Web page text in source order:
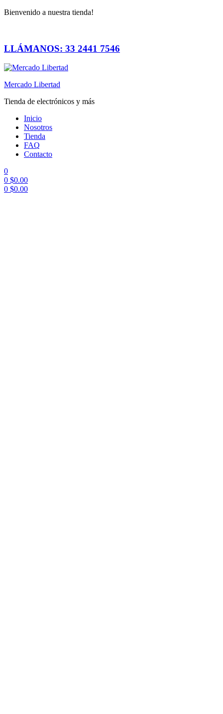
Bienvenido a nuestra tienda!
LLÁMANOS: 33 2441 7546
Mercado Libertad
Tienda de electrónicos y más
Inicio
Nosotros
Tienda
FAQ
Contacto
0
0 $0.00
0 $0.00